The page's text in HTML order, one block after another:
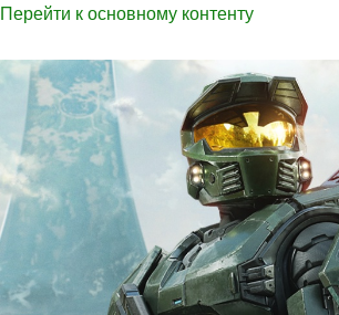
Перейти к основному контенту
Добро
пожаловать
главную
страницу
XBOX